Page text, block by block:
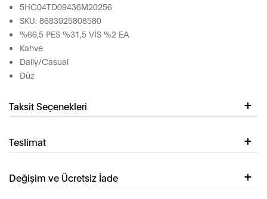
5HC04TD09436M20256
SKU: 8683925808580
%66,5 PES %31,5 VİS %2 EA
Kahve
Daily/Casual
Düz
Taksit Seçenekleri
Teslimat
Değişim ve Ücretsiz İade